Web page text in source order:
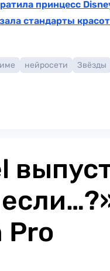
принцесс
стандарты
нейросети Звёзды
Pro